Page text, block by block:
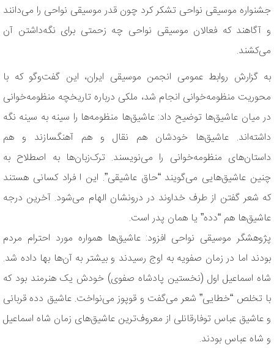
جشنواره‌ موسیقی نواحی تشکر کرد چون قدر موسیقی نواحی را می‌دانند
و آگاهند که فعالان موسیقی نواحی چه زحمتی برای نگه‌داشتن آن
می‌کشند.
به گزارش روابط عمومی انجمن موسیقی ایران، این گفت‌وگو که با
محوریت منظومه‌خوانی انجام شد، ملکی درباره تاریخچه منظومه‌خوانی
در میان عاشیق‌ها توضیح داد: عاشیق‌ها منظومه‌ها را سینه به سینه نگه
داشته‌اند. عاشیق‌ها خودشان هم نقال و هم آهنگسازند و هم
داستان‌های منظومه‌خوانی را می‌نویسند. ترک‌زبان‌ها به اصطلاح به
چنین عاشیق‌هایی می‌گویند “حاق عاشیقی”. این ا فراد کسانی هستند
که شعر گفتن از طرف خداوند در درونشان الهام می‌شود. آخرین درجه
عاشیق‌ها هم “دده” یا همان پدر است.
پژوهشگر موسیقی نواحی افزود: عاشیق‌ها همواره مورد احترام مردم
بودند اما در زمان صفویه به اوج رسیدند و بیشتر به آن‌ها بها داده شد.
شاه اسماعیل اول (نخستین پادشاه صفوی) خودش یک هنرمند بود که
با تخلص “خطایی” شعر می‌گفت و قوپوز می‌نواخت. عاشیق دده قربانی
و عاشیق عباس توفارقانلی از معروف‌ترین عاشیق‌های زمان شاه اسماعیل
و شاه عباس بودند.